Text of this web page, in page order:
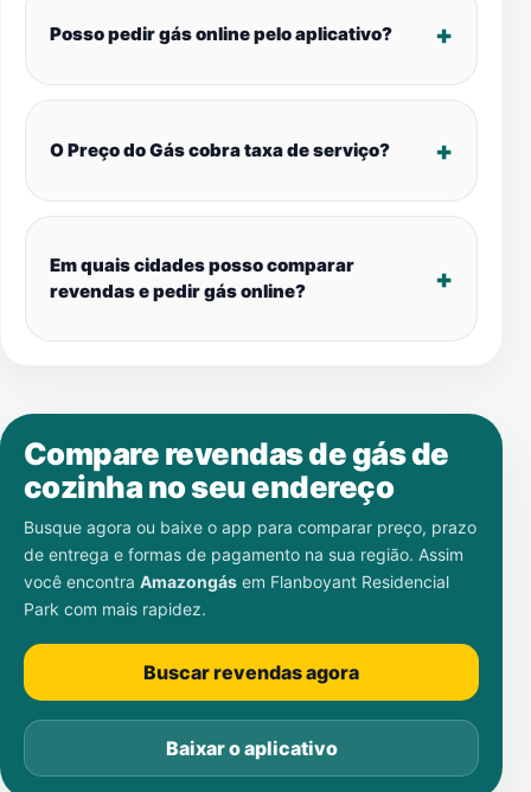
Posso pedir gás online pelo aplicativo?
O Preço do Gás cobra taxa de serviço?
Em quais cidades posso comparar
revendas e pedir gás online?
Compare revendas de gás de
cozinha no seu endereço
Busque agora ou baixe o app para comparar preço, prazo
de entrega e formas de pagamento na sua região. Assim
você encontra Amazongás em Flanboyant Residencial
Park com mais rapidez.
Buscar revendas agora
Baixar o aplicativo